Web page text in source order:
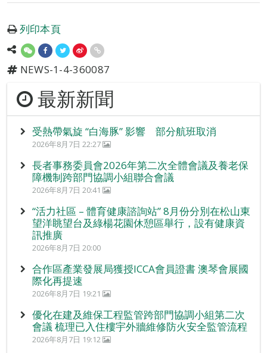
列印本頁
NEWS-1-4-360087
最新新聞
受熱帶氣旋 “白海豚” 影響 部分航班取消
2026年8月7日 22:27
長者事務委員會2026年第二次全體會議及養老保
障機制跨部門協調小組聯合會議
2026年8月7日 20:41
“活力社區 – 體育健康諮詢站” 8月份分別在松山東
望洋眺望台及綠楊花園休憩區舉行，設有健康資
訊推廣
2026年8月7日 20:00
合作區產業發展局獲授ICCA會員證書 澳琴會展國
際化再提速
2026年8月7日 19:21
優化在建及維保工程監管跨部門協調小組第二次
會議 梳理已入住樓宇外牆維修防火安全監管流程
2026年8月7日 19:12